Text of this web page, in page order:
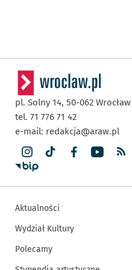
pl. Solny 14, 50-062 Wrocław
tel. 71 776 71 42
e-mail: redakcja@araw.pl
Aktualności
Wydział Kultury
Polecamy